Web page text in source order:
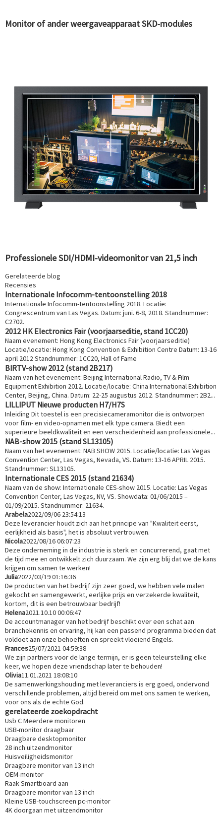
Monitor of ander weergaveapparaat SKD-modules
Professionele SDI/HDMI-videomonitor van 21,5 inch
Gerelateerde blog
Recensies
Internationale Infocomm-tentoonstelling 2018
Internationale Infocomm-tentoonstelling 2018. Locatie:
Congrescentrum van Las Vegas. Datum: juni. 6-8, 2018. Standnummer:
C2702.
2012 HK Electronics Fair (voorjaarseditie, stand 1CC20)
Naam evenement: Hong Kong Electronics Fair (voorjaarseditie)
Locatie/locatie: Hong Kong Convention & Exhibition Centre Datum: 13-16
april 2012 Standnummer: 1CC20, Hall of Fame
BIRTV-show 2012 (stand 2B217)
Naam van het evenement: Beijing International Radio, TV & Film
Equipment Exhibition 2012. Locatie/locatie: China International Exhibition
Center, Beijing, China. Datum: 22-25 augustus 2012. Standnummer: 2B2...
LILLIPUT Nieuwe producten H7/H7S
Inleiding Dit toestel is een precisiecameramonitor die is ontworpen
voor film- en video-opnamen met elk type camera. Biedt een
superieure beeldkwaliteit en een verscheidenheid aan professionele...
NAB-show 2015 (stand SL13105)
Naam van het evenement: NAB SHOW 2015. Locatie/locatie: Las Vegas
Convention Center, Las Vegas, Nevada, VS. Datum: 13-16 APRIL 2015.
Standnummer: SL13105.
Internationale CES 2015 (stand 21634)
Naam van de show: Internationale CES-show 2015. Locatie: Las Vegas
Convention Center, Las Vegas, NV, VS. Showdata: 01/06/2015 –
01/09/2015. Standnummer: 21634.
Arabela2022/09/06 23:54:13
Deze leverancier houdt zich aan het principe van "Kwaliteit eerst,
eerlijkheid als basis", het is absoluut vertrouwen.
Nicola2022/08/16 06:07:23
Deze onderneming in de industrie is sterk en concurrerend, gaat met
de tijd mee en ontwikkelt zich duurzaam. We zijn erg blij dat we de kans
krijgen om samen te werken!
Julia2022/03/19 01:16:36
De producten van het bedrijf zijn zeer goed, we hebben vele malen
gekocht en samengewerkt, eerlijke prijs en verzekerde kwaliteit,
kortom, dit is een betrouwbaar bedrijf!
Helena2021.10.10 00:06:47
De accountmanager van het bedrijf beschikt over een schat aan
branchekennis en ervaring, hij kan een passend programma bieden dat
voldoet aan onze behoeften en spreekt vloeiend Engels.
Frances25/07/2021 04:59:38
We zijn partners voor de lange termijn, er is geen teleurstelling elke
keer, we hopen deze vriendschap later te behouden!
Olivia11.01.2021 18:08:10
De samenwerkingshouding met leveranciers is erg goed, ondervond
verschillende problemen, altijd bereid om met ons samen te werken,
voor ons als de echte God.
gerelateerde zoekopdracht
Usb C Meerdere monitoren
USB-monitor draagbaar
Draagbare desktopmonitor
28 inch uitzendmonitor
Huisveiligheidsmonitor
Draagbare monitor van 13 inch
OEM-monitor
Raak Smartboard aan
Draagbare monitor van 13 inch
Kleine USB-touchscreen pc-monitor
4K doorgaan met uitzendmonitor